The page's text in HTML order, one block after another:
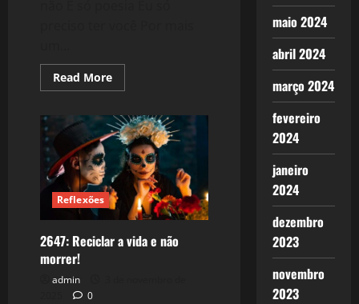
Read MoreRead
more
Lô
Borges
e
todos
aqueles
mineiros
que
Milton
Nascimento
(carioca)
deu!
Reflexões
2647: Reciclar a vida e não
morrer!
admin
0
maio 2024
abril 2024
março 2024
fevereiro
2024
janeiro
2024
dezembro
2023
novembro
2023